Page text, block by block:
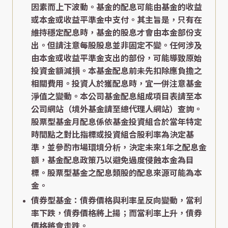
因素而上下波動。基金的配息可能由基金的收益
或本金或收益平準金中支付。其主旨是，只有在
維持穩定配息時，基金的股息才會由本金部份支
出。但請注意每股股息並非固定不變。任何涉及
由本金或收益平準金支出的部份，可能導致原始
投資金額減損。本基金配息前未先扣除應負擔之
相關費用。投資人於獲配息時，宜一併注意基金
淨值之變動。本公司基金配息組成項目表請至本
公司網站（境外基金請至總代理人網站）查詢。
股票型基金月配息係依基金投資組合於當年特定
時間點之對比指標或投資組合股利率為決定基
準，並參酌市場環境分析，決定未來1年之配息金
額，基金配息政策乃以避免過度侵蝕本金為目
標。股票型基金之配息類股的配息來源可能為本
金。
債券型基金：債券價格與利率呈反向變動，當利
率下跌，債券價格將上揚；而當利率上升，債券